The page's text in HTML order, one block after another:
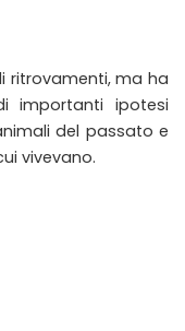
ritrovamenti, ma ha
importanti ipotesi
del passato e
vivevano.